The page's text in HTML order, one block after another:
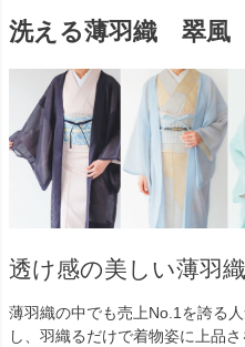
洗える薄羽織 翠風
透け感の美しい薄羽織
薄羽織の中でも売上No.1を誇る
し、羽織るだけで着物姿に上品さ